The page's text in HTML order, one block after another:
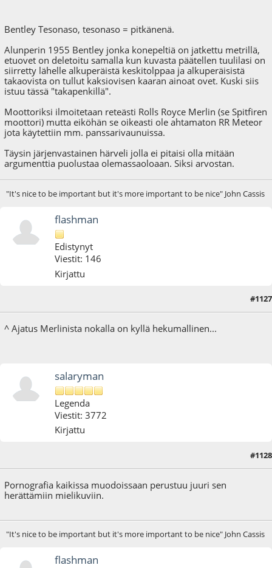
Bentley Tesonaso, tesonaso = pitkänenä.
Alunperin 1955 Bentley jonka konepeltiä on jatkettu metrillä,
etuovet on deletoitu samalla kun kuvasta päätellen tuulilasi on
siirretty lähelle alkuperäistä keskitolppaa ja alkuperäisistä
takaovista on tullut kaksiovisen kaaran ainoat ovet. Kuski siis
istuu tässä "takapenkillä".
Moottoriksi ilmoitetaan reteästi Rolls Royce Merlin (se Spitfiren
moottori) mutta eiköhän se oikeasti ole ahtamaton RR Meteor
jota käytettiin mm. panssarivaunuissa.
Täysin järjenvastainen härveli jolla ei pitaisi olla mitään
argumenttia puolustaa olemassaoloaan. Siksi arvostan.
"It's nice to be important but it's more important to be nice" John Cassis
flashman
Edistynyt
Viestit: 146
Kirjattu
#1127
^ Ajatus Merlinista nokalla on kyllä hekumallinen...
salaryman
Legenda
Viestit: 3772
Kirjattu
#1128
Pornografia kaikissa muodoissaan perustuu juuri sen
herättämiin mielikuviin.
"It's nice to be important but it's more important to be nice" John Cassis
flashman